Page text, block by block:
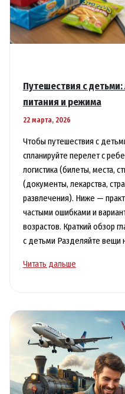
Путешествия с
питания и режима
22 марта, 2026
Чтобы путешествия с
спланируйте перелет с
логистика (билеты, места,
(документы, лекарства,
развлечения). Ниже —
частыми ошибками и
возрастов. Краткий обзор
с детьми Разделяйте вещи
Путешествия
для
перелётов,
питания
режима
Читать дальше